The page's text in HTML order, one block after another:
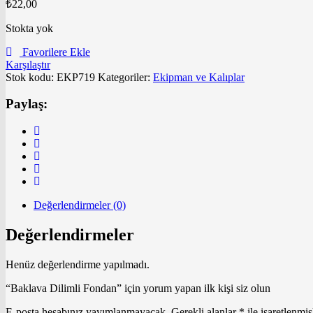
₺22,00
Stokta yok
Favorilere Ekle
Karşılaştır
Stok kodu: EKP719 Kategoriler: Ekipman ve Kalıplar
Paylaş:
Değerlendirmeler (0)
Değerlendirmeler
Henüz değerlendirme yapılmadı.
“Baklava Dilimli Fondan” için yorum yapan ilk kişi siz olun